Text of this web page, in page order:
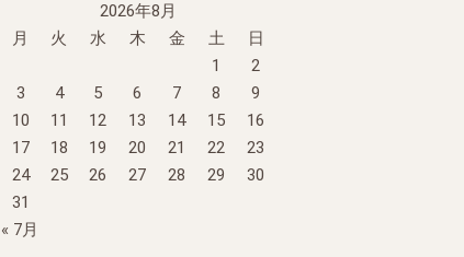
2026年8月
月
火 水 木 金 土
日
1
2
3
4 5 6 7 8
9
10
11 12 13 14 15
16
17
18 19 20 21 22
23
24
25 26 27 28 29
30
31
« 7月